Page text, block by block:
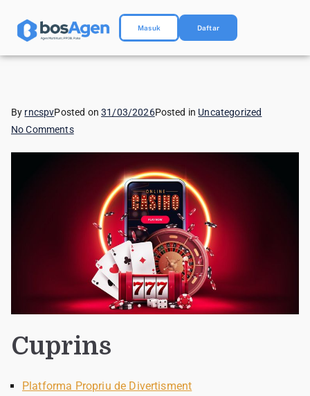
Masuk Daftar
By rncspvPosted on31/03/2026Posted in Uncategorized
No Comments
Cuprins
Platforma Propriu de Divertisment